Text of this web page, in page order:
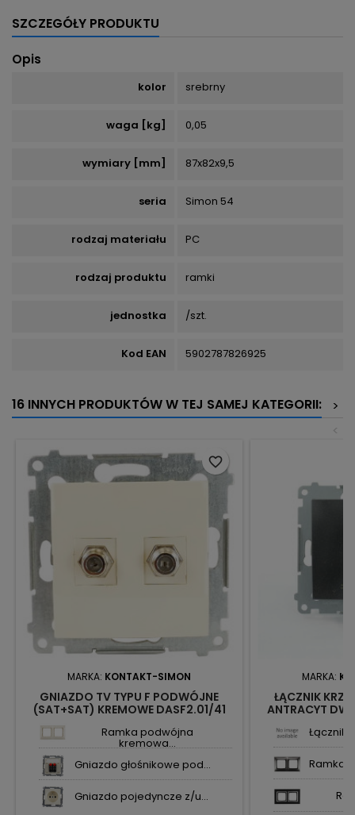
SZCZEGÓŁY PRODUKTU
Opis
kolor srebrny
waga [kg] 0,05
wymiary [mm] 87x82x9,5
seria Simon 54
rodzaj materiału PC
rodzaj produktu ramki
jednostka /szt.
Kod EAN 5902787826925
16 INNYCH PRODUKTÓW W TEJ SAMEJ KATEGORII:
>
<
MARKA: KONTAKT-SIMON
GNIAZDO TV TYPU F PODWÓJNE
(SAT+SAT) KREMOWE DASF2.01/41
Ramka podwójna
kremowa...
Gniazdo głośnikowe pod...
Gniazdo pojedyncze z/u...
favorite_border
MARKA:
ŁĄCZNIK
ANTRACYT
Łącznik
Ramka